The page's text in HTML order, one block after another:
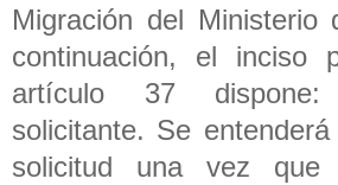
Migración del Ministerio
continuación, el inciso
artículo 37
solicitante. Se
solicitud una vez que